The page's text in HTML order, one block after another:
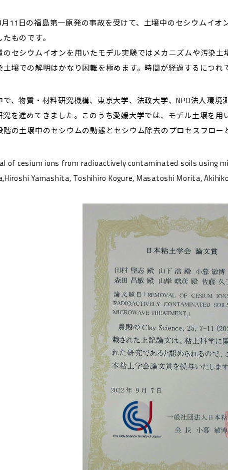
11日の福島第一原発の事故を受けて、土壌中のセシウムイ
ものです。
セシウムイオンを用いたモデル実験ではメカニズムや汚染
壌での解明はかなり困難を極めます。時間が経過するにつれ
で、物質・材料研究機構、東京大学、法政大学、NPO法人環
究を進めてきました。このうち愛媛大学では、モデル土壌を
の土壌中のセシウムの動態とセシウム除去のプロセスフロー
of cesium ions from radioactively contaminated soils using
Yamashita, Toshihiro Kogure, Masatoshi Morita,